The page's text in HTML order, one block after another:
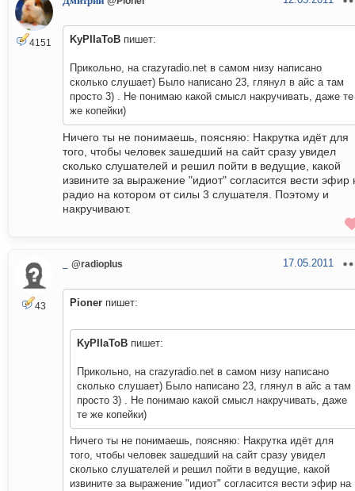
4151 KyPIIaToB пишет:
Прикольно, на crazyradio.net в самом низу написано
сколько слушает) Было написано 23, глянул в айс а там
просто 3) . Не понимаю какой смысл накручивать, даже те
же копейки)
Ничего ты не понимаешь, поясняю: Накрутка идёт для
того, чтобы человек зашедший на сайт сразу увидел
сколько слушателей и решил пойти в ведущие, какой
извините за выражение "идиот" согласится вести эфир
радио на котором от силы 3 слушателя. Поэтому и
накручивают.
43
@radioplus 17.05.2011
Pioner пишет:
KyPIIaToB пишет:
Прикольно, на crazyradio.net в самом низу написано
сколько слушает) Было написано 23, глянул в айс а там
просто 3) . Не понимаю какой смысл накручивать, даже
те же копейки)
Ничего ты не понимаешь, поясняю: Накрутка идёт для
того, чтобы человек зашедший на сайт сразу увидел
сколько слушателей и решил пойти в ведущие, какой
извините за выражение "идиот" согласится вести эфир на